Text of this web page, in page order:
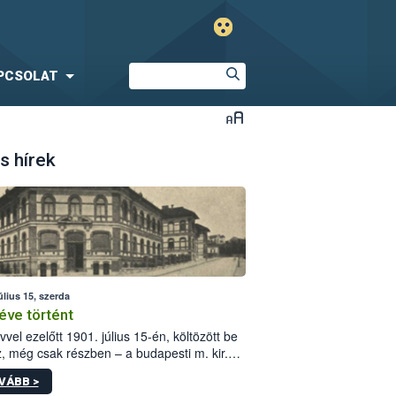
hírek
15, szerda
történt
ezelőtt 1901. július 15-én, költözött be
még csak részben – a budapesti m. kir.
állomás a Kis Rókus utca
alatti, Czigler Győző által tervezett új
>